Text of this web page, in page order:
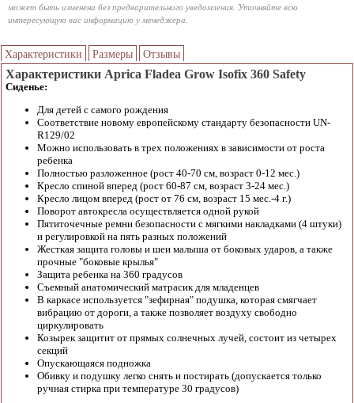
может быть изменена без предварительного уведомления. Уточняйте всю
интересующую вас информацию у менеджера.
Характеристики Размеры Отзывы
Характеристики Aprica Fladea Grow Isofix 360 Safety
Сиденье:
Для детей с самого рождения
Соответствие новому европейскому стандарту безопасности UN-
R129/02
Можно использовать в трех положениях в зависимости от роста
ребенка
Полностью разложенное (рост 40-70 см, возраст 0-12 мес.)
Кресло спиной вперед (рост 60-87 см, возраст 3-24 мес.)
Кресло лицом вперед (рост от 76 см, возраст 15 мес.-4 г.)
Поворот автокресла осуществляется одной рукой
Пятиточечные ремни безопасности с мягкими накладками (4 штуки)
и регулировкой на пять разных положений
Жесткая защита головы и шеи малыша от боковых ударов, а также
прочные "боковые крылья"
Защита ребенка на 360 градусов
Съемный анатомический матрасик для младенцев
В каркасе используется "зефирная" подушка, которая смягчает
вибрацию от дороги, а также позволяет воздуху свободно
циркулировать
Козырек защитит от прямых солнечных лучей, состоит из четырех
секций
Опускающаяся подножка
Обивку и подушку легко снять и постирать (допускается только
ручная стирка при температуре 30 градусов)